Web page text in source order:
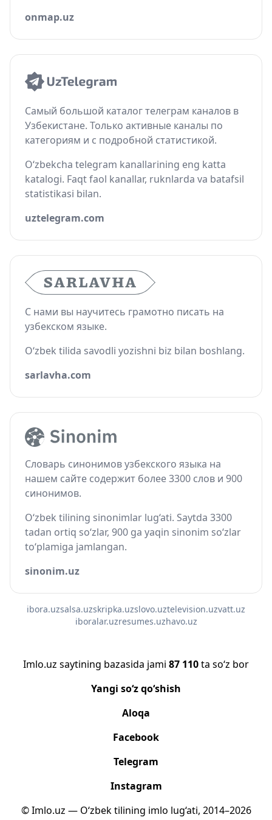
onmap.uz
Самый большой каталог телеграм каналов в
Узбекистане. Только активные каналы по
категориям и с подробной статистикой.
O‘zbekcha telegram kanallarining eng katta
katalogi. Faqt faol kanallar, ruknlarda va batafsil
statistikasi bilan.
uztelegram.com
С нами вы научитесь грамотно писать на
узбекском языке.
O‘zbek tilida savodli yozishni biz bilan boshlang.
sarlavha.com
Словарь синонимов узбекского языка на
нашем сайте содержит более 3300 слов и 900
синонимов.
O‘zbek tilining sinonimlar lug‘ati. Saytda 3300
tadan ortiq so‘zlar, 900 ga yaqin sinonim so‘zlar
to‘plamiga jamlangan.
sinonim.uz
ibora.uzsalsa.uzskripka.uzslovo.uztelevision.uzvatt.uz
iboralar.uzresumes.uzhavo.uz
Imlo.uz saytining bazasida jami 87 110ta so‘z bor
Yangi so‘z qo‘shish
Aloqa
Facebook
Telegram
Instagram
© Imlo.uz — O‘zbek tilining imlo lug‘ati, 2014–2026